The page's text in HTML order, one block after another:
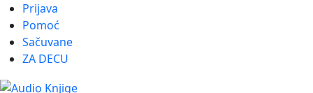
Prijava
Pomoć
Sačuvane
ZA DECU